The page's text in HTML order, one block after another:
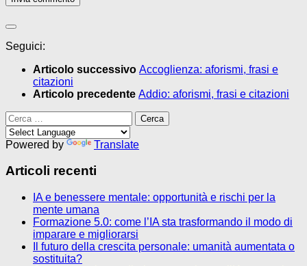
Seguici:
Articolo successivo Accoglienza: aforismi, frasi e
citazioni
Articolo precedente Addio: aforismi, frasi e citazioni
Ricerca
per:
Powered by
Translate
Articoli recenti
IA e benessere mentale: opportunità e rischi per la
mente umana
Formazione 5.0: come l’IA sta trasformando il modo di
imparare e migliorarsi
Il futuro della crescita personale: umanità aumentata o
sostituita?